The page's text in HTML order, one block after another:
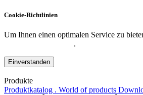
Cookie-Richtlinien
Um Ihnen einen optimalen Service zu
.
Einverstanden
Produkte
Produktkatalog . World of products